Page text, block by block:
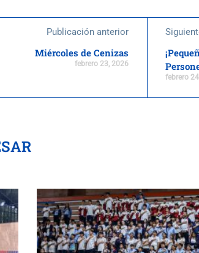
Publicación anterior
Miércoles de Cenizas
febrero 23, 2026
febrero